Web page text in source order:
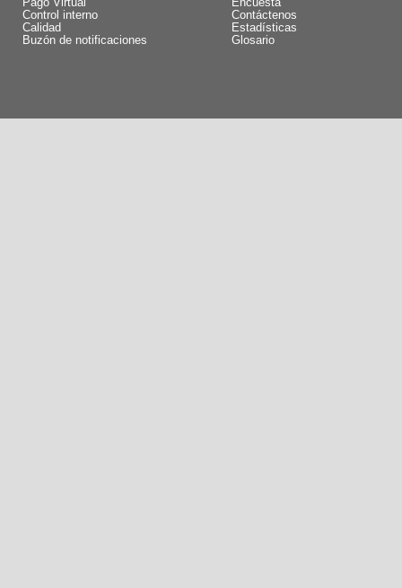
Pago Virtual
Control interno
Calidad
Buzón de notificaciones
Encuesta
Contáctenos
Estadísticas
Glosario